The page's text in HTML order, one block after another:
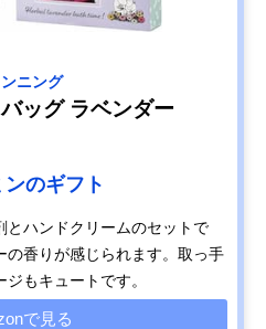
ニング
ッグ ラベンダー
のギフト
とハンドクリームのセットで
の香りが感じられます。取っ手
もキュートです。
で見る